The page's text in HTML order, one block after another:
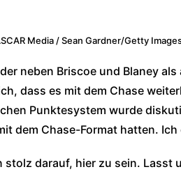
Media / Sean Gardner/Getty
neben Briscoe und Blaney
dass es mit dem Chase
Punktesystem wurde
dem Chase-Format hatten.
stolz darauf, hier zu sein. Lasst